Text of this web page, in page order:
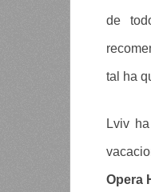
de
tal ha
Lviv
Opera